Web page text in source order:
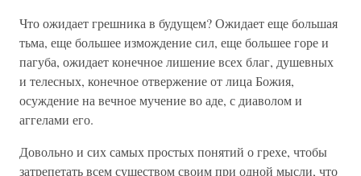
Что ожидает грешника в будущем? Ожидает еще большая
тьма, еще большее измождение сил, еще большее горе и
пагуба, ожидает конечное лишение всех благ, душевных
и телесных, конечное отвержение от лица Божия,
осуждение на вечное мучение во аде, с диаволом и
аггелами его.
Довольно и сих самых простых понятий о грехе, чтобы
затрепетать всем существом своим при одной мысли, что